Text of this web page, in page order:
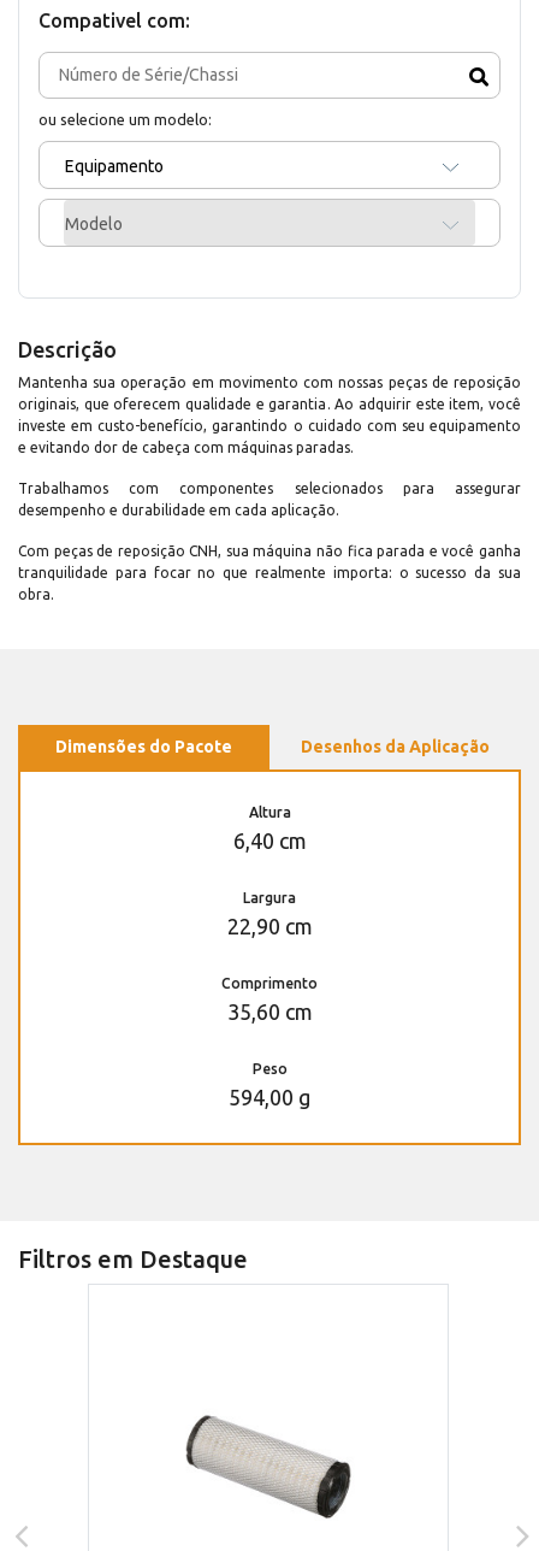
Compativel com:
ou selecione um modelo:
Equipamento
Modelo
Descrição
Mantenha sua operação em movimento com nossas peças de reposição
originais, que oferecem qualidade e garantia. Ao adquirir este item, você
investe em custo-benefício, garantindo o cuidado com seu equipamento
e evitando dor de cabeça com máquinas paradas.
Trabalhamos com componentes selecionados para assegurar
desempenho e durabilidade em cada aplicação.
Com peças de reposição CNH, sua máquina não fica parada e você ganha
tranquilidade para focar no que realmente importa: o sucesso da sua
obra.
Dimensões do Pacote Desenhos da Aplicação
Altura
6,40 cm
Largura
22,90 cm
Comprimento
35,60 cm
Peso
594,00 g
Filtros em Destaque